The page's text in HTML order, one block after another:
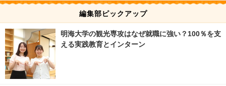
編集部ピックアップ
明海大学の観光専攻はなぜ就職に強い？100％を支
える実践教育とインターン